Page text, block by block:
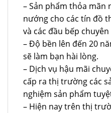
– Sản phẩm thỏa mãn
nướng cho các tín đồ
và các đầu bếp
– Độ bền lên đến 20
sẽ làm bạn hài lòng.
– Dịch vụ hậu mãi
cấp ra thị trường các
nghiệm sản phẩm
– Hiện nay trên thị